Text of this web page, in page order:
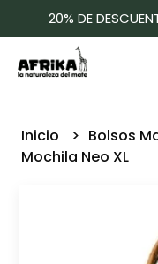
20% DE
Inicio Bolsos
Mochila Neo XL